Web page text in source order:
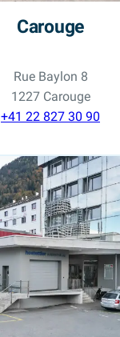
Carouge
Rue Baylon 8
1227 Carouge
+41 22 827 30 90